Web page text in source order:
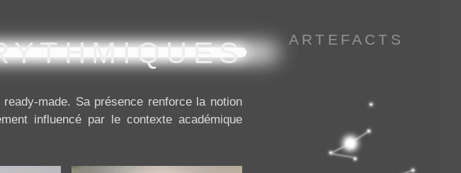
made. Sa présence renforce la notion
influencé par le contexte académique
ARTEFACTS